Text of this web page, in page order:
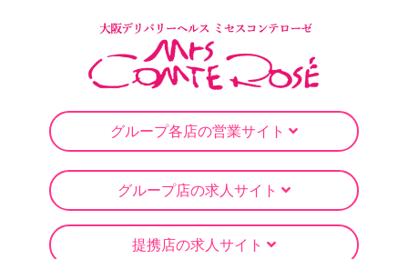
グループ各店の営業サイト
グループ店の求人サイト
提携店の求人サイト